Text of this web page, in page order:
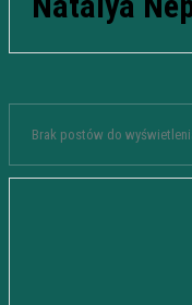
Brak postów do